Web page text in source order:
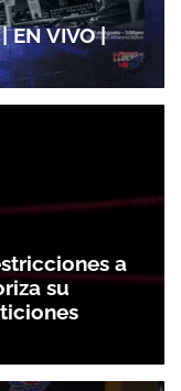
EN VIVO |
a
su